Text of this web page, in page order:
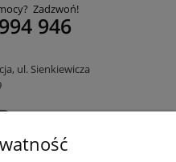
Zadzwoń!
946
ul. Sienkiewicza